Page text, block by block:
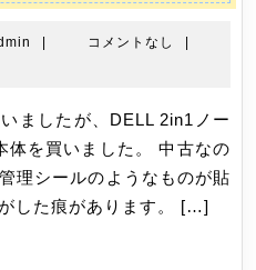
2in1
ノ
パ
ソ
コ
ン
admin コメントなし
体を買いました。 中古なの
理シールのようなものが貼
した痕があります。 […]